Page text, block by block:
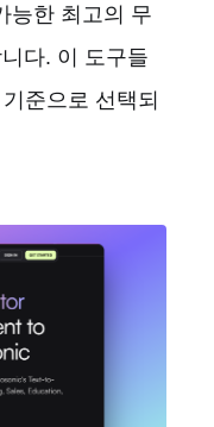
능한 최고의 무
다. 이 도구들
준으로 선택되